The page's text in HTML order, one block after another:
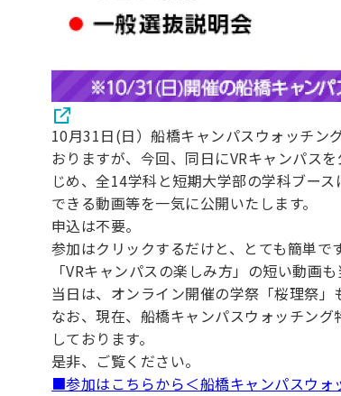
10月31日(日）船橋キャンパスウォッチン
おりますが、今回、同日にVRキャンパス
じめ、全14学科と短期大学部の学科ブー
できる動画等を一気に公開いたします。
申込は不要。
参加はクリックするだけと、とても簡単です
「VRキャンパスの楽しみ方」の短い動画
当日は、オンライン開催の学祭「桜理祭」
なお、現在、船橋キャンパスウォッチン
しております。
是非、ご覧ください。
■参加はこちらから＜船橋キャンパスウォ